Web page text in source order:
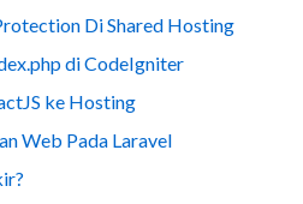
Di Shared Hosting
di CodeIgniter
ke Hosting
Web Pada Laravel